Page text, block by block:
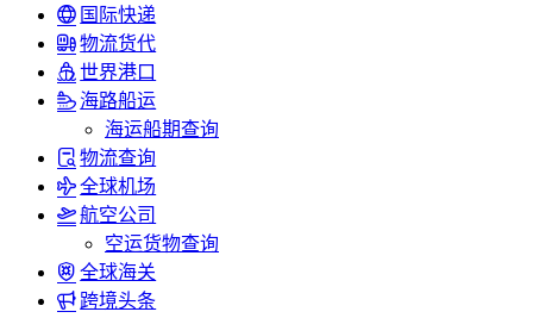
国际快递
物流货代
世界港口
海路船运
海运船期查询
物流查询
全球机场
航空公司
空运货物查询
全球海关
跨境头条